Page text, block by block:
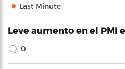
Last Minute
Leve aumento en el PMI
0